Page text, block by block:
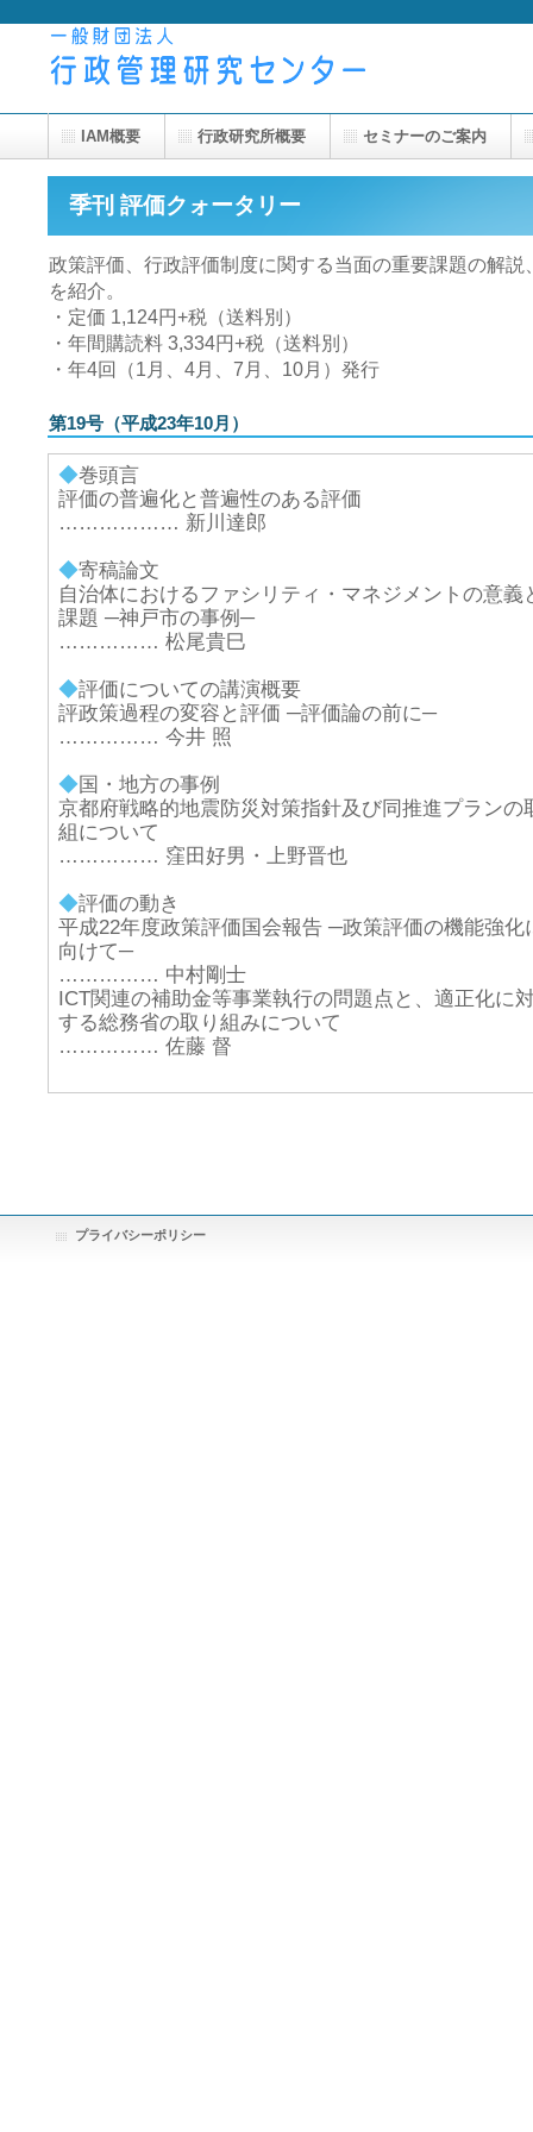
季刊 評価クォータリー
政策評価、行政評価制度に関する当面の重要課題の解
を紹介。
・定価 1,124円+税（送料別）
・年間購読料 3,334円+税（送料別）
・年4回（1月、4月、7月、10月）発行
第19号（平成23年10月）
◆巻頭言
評価の普遍化と普遍性のある評価
……………… 新川達郎
◆寄稿論文
自治体におけるファシリティ・マネジメントの意義
課題 ─神戸市の事例─
…………… 松尾貴巳
◆評価についての講演概要
評政策過程の変容と評価 ─評価論の前に─
…………… 今井 照
◆国・地方の事例
京都府戦略的地震防災対策指針及び同推進プランの
組について
…………… 窪田好男・上野晋也
◆評価の動き
平成22年度政策評価国会報告 ─政策評価の機能強化
向けて─
…………… 中村剛士
ICT関連の補助金等事業執行の問題点と、適正化に
する総務省の取り組みについて
…………… 佐藤 督
IAM概要 行政研究所概要 セミナーのご案内
プライバシーポリシー